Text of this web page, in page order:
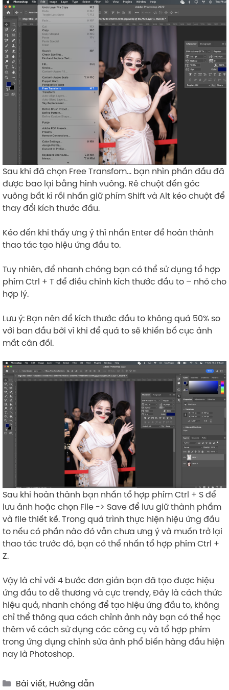
Sau khi đã chọn Free Transfom… bạn nhìn phần đầu đã
được bao lại bằng hình vuông. Rê chuột đến góc
vuông bất kì rồi nhấn giữ phím Shift và Alt kéo chuột để
thay đổi kích thước đầu.
Kéo đến khi thấy ưng ý thì nhấn Enter để hoàn thành
thao tác tạo hiệu ứng đầu to.
Tuy nhiên, để nhanh chóng bạn có thể sử dụng tổ hợp
phím Ctrl + T để điều chỉnh kích thước đầu to – nhỏ cho
hợp lý.
Lưu ý: Bạn nên để kích thước đầu to không quá 50% so
với ban đầu bởi vì khi để quá to sẽ khiến bố cục ảnh
mất cân đối.
Sau khi hoàn thành bạn nhấn tổ hợp phím Ctrl + S để
lưu ảnh hoặc chọn File -> Save để lưu giữ thành phẩm
và file thiết kế. Trong quá trình thực hiện hiệu ứng đầu
to nếu có phần nào đó vẫn chưa ưng ý và muốn trở lại
thao tác trước đó, bạn có thể nhấn tổ hợp phím Ctrl +
Z.
Vậy là chỉ với 4 bước đơn giản bạn đã tạo được hiệu
ứng đầu to dễ thương và cực trendy, Đây là cách thức
hiệu quả, nhanh chóng để tạo hiệu ứng đầu to, không
chỉ thể thông qua cách chỉnh ảnh này bạn có thể học
thêm về cách sử dụng các công cụ và tổ hợp phím
trong ứng dụng chỉnh sửa ảnh phổ biến hàng đầu hiện
nay là Photoshop.
Categories
Bài viết, Hướng dẫn